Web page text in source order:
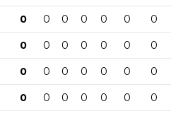
0 0 0 0 0 0 0
0 0 0 0 0 0 0
0 0 0 0 0 0 0
0 0 0 0 0 0 0